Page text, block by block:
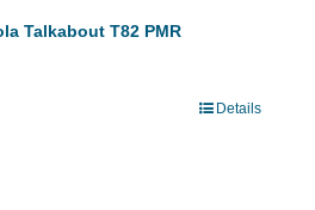
Talkabout T82 PMR
Details